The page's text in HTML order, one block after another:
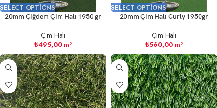
SELECT OPTIONS
20mm Çiğdem Çim Halı 1950 gr
Çim Halı
₺495,00 m²
SELECT OPTIONS
20mm Çim Halı Curly 1950gr
Çim Halı
₺560,00 m²